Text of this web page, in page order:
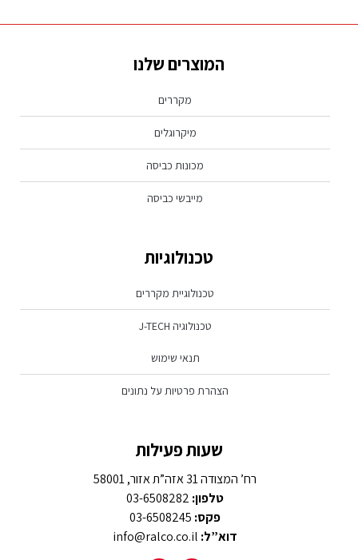
המוצרים שלנו
מקררים
מיקרוגלים
מכונות כביסה
מייבשי כביסה
טכנולוגיות
טכנולוגיית מקררים
טכנולוגיה J-TECH
תנאי שימוש
הצהרת פרטיות על נתונים
שעות פעילות
רח’ המצודה 31 אזה”ת אזור, 58001
טלפון:
פקס:
דוא”ל: